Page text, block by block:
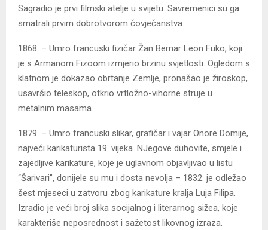
Sagradio je prvi filmski atelje u svijetu. Savremenici su ga
smatrali prvim dobrotvorom čovječanstva.
1868. – Umro francuski fizičar Žan Bernar Leon Fuko, koji
je s Armanom Fizoom izmjerio brzinu svjetlosti. Ogledom s
klatnom je dokazao obrtanje Zemlje, pronašao je žiroskop,
usavršio teleskop, otkrio vrtložno-vihorne struje u
metalnim masama.
1879. – Umro francuski slikar, grafičar i vajar Onore Domije,
najveći karikaturista 19. vijeka. NJegove duhovite, smjele i
zajedljive karikature, koje je uglavnom objavljivao u listu
“Šarivari”, donijele su mu i dosta nevolja – 1832. je odležao
šest mjeseci u zatvoru zbog karikature kralja Luja Filipa.
Izradio je veći broj slika socijalnog i literarnog sižea, koje
karakteriše neposrednost i sažetost likovnog izraza.